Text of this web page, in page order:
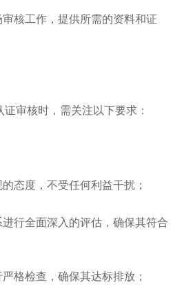
核工作，提供所需的资料和证
审核时，需关注以下要求：
态度，不受任何利益干扰；
行全面深入的评估，确保其符合
格检查，确保其达标排放；